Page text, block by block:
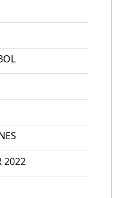
2022